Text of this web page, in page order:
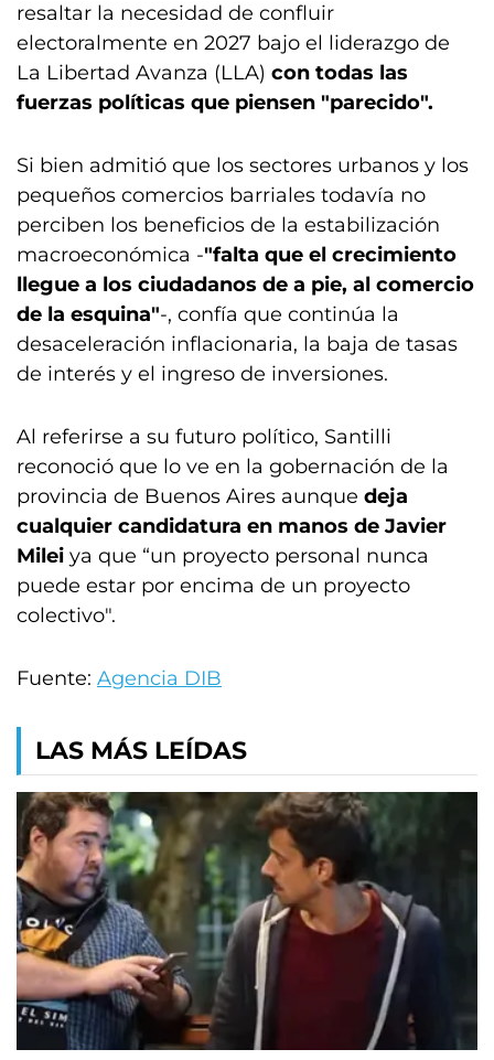
resaltar la necesidad de confluir
electoralmente en 2027 bajo el liderazgo de
La Libertad Avanza (LLA) con todas las
fuerzas políticas que piensen "parecido".
Si bien admitió que los sectores urbanos y los
pequeños comercios barriales todavía no
perciben los beneficios de la estabilización
macroeconómica -"falta que el crecimiento
llegue a los ciudadanos de a pie, al comercio
de la esquina"-, confía que continúa la
desaceleración inflacionaria, la baja de tasas
de interés y el ingreso de inversiones.
Al referirse a su futuro político, Santilli
reconoció que lo ve en la gobernación de la
provincia de Buenos Aires aunque deja
cualquier candidatura en manos de Javier
Milei ya que “un proyecto personal nunca
puede estar por encima de un proyecto
colectivo".
Fuente: Agencia DIB
LAS MÁS LEÍDAS